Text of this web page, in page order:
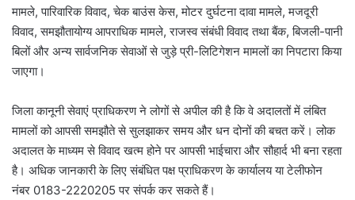
मामले, पारिवारिक विवाद, चेक बाउंस केस, मोटर दुर्घटना दावा मामले, मजदूरी
विवाद, समझौतायोग्य आपराधिक मामले, राजस्व संबंधी विवाद तथा बैंक, बिजली-पानी
बिलों और अन्य सार्वजनिक सेवाओं से जुड़े प्री-लिटिगेशन मामलों का निपटारा किया
जाएगा।
जिला कानूनी सेवाएं प्राधिकरण ने लोगों से अपील की है कि वे अदालतों में लंबित
मामलों को आपसी समझौते से सुलझाकर समय और धन दोनों की बचत करें। लोक
अदालत के माध्यम से विवाद खत्म होने पर आपसी भाईचारा और सौहार्द भी बना रहता
है। अधिक जानकारी के लिए संबंधित पक्ष प्राधिकरण के कार्यालय या टेलीफोन
नंबर 0183-2220205 पर संपर्क कर सकते हैं।